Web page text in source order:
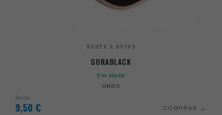
ROUPA & BOTAS
GORABLACK
Em stock
ÚNICO
Desde
9,50 € COMPRAR